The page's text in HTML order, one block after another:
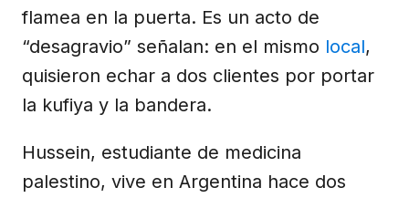
flamea en la puerta. Es un acto de
“desagravio” señalan: en el mismo local,
quisieron echar a dos clientes por portar
la kufiya y la bandera.
Hussein, estudiante de medicina
palestino, vive en Argentina hace dos